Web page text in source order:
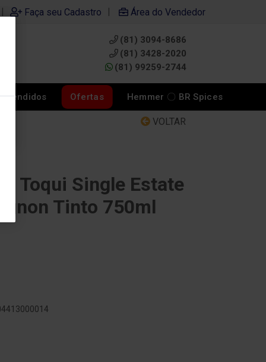
| Faça seu Cadastro | Área do Vendedor
(81) 3094-8686
(81) 3428-2020
(81) 99259-2744
Vendidos Ofertas Hemmer 〇 BR Spices
VOLTAR
Toqui Single Estate
Tinto 750ml